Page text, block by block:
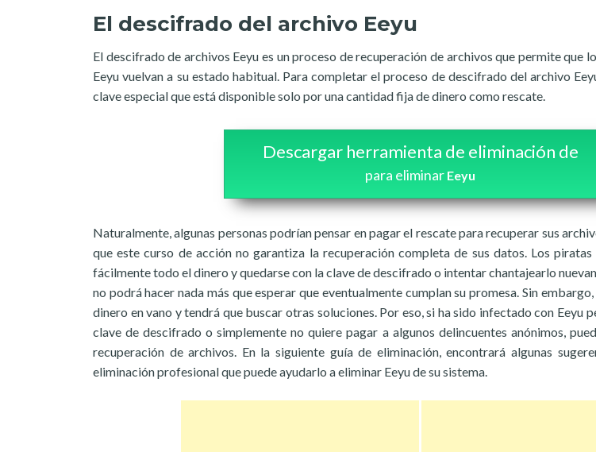
El descifrado del archivo Eeyu
El descifrado de archivos Eeyu es un proceso de recuperación de archivos que permite que
Eeyu vuelvan a su estado habitual. Para completar el proceso de descifrado del archivo
clave especial que está disponible solo por una cantidad fija de dinero como rescate.
Descargar herramienta de eliminación de
para eliminar Eeyu
Naturalmente, algunas personas podrían pensar en pagar el rescate para recuperar sus
que este curso de acción no garantiza la recuperación completa de sus datos. Los
fácilmente todo el dinero y quedarse con la clave de descifrado o intentar chantajearlo
no podrá hacer nada más que esperar que eventualmente cumplan su promesa. Sin
dinero en vano y tendrá que buscar otras soluciones. Por eso, si ha sido infectado con Eeyu
clave de descifrado o simplemente no quiere pagar a algunos delincuentes anónimos,
recuperación de archivos. En la siguiente guía de eliminación, encontrará algunas
eliminación profesional que puede ayudarlo a eliminar Eeyu de su sistema.